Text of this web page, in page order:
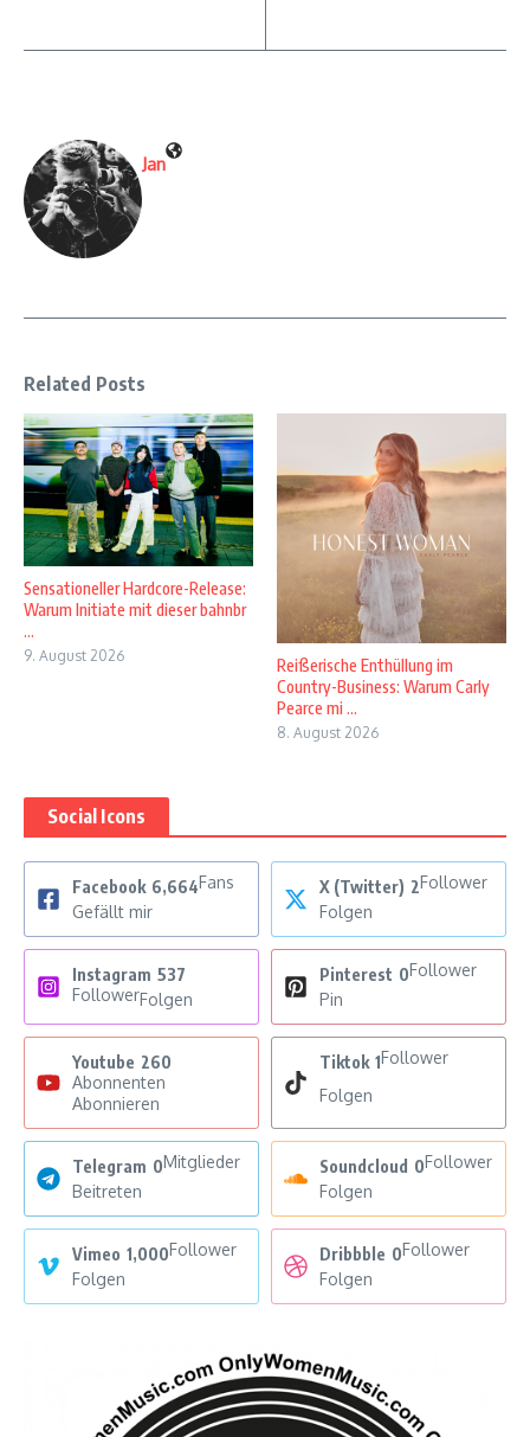
Jan
Related Posts
Sensationeller Hardcore-Release:
Warum Initiate mit dieser bahnbr
...
9. August 2026
Reißerische Enthüllung im
Country-Business: Warum Carly
Pearce mi ...
8. August 2026
Social Icons
Facebook 6,664Fans
Gefällt mir
X (Twitter) 2Follower
Folgen
Instagram 537
FollowerFolgen
Pinterest 0Follower
Pin
Youtube 260
Abonnenten
Abonnieren
Tiktok 1Follower
Folgen
Telegram 0Mitglieder
Beitreten
Soundcloud 0Follower
Folgen
Vimeo 1,000Follower
Folgen
Dribbble 0Follower
Folgen